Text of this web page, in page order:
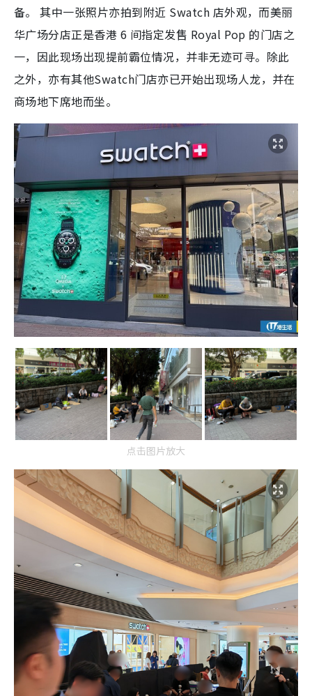
备。 其中一张照片亦拍到附近 Swatch 店外观，而美丽
华广场分店正是香港 6 间指定发售 Royal Pop 的门店之
一，因此现场出现提前霸位情况，并非无迹可寻。除此
之外，亦有其他Swatch门店亦已开始出现场人龙，并在
商场地下席地而坐。
点击图片放大